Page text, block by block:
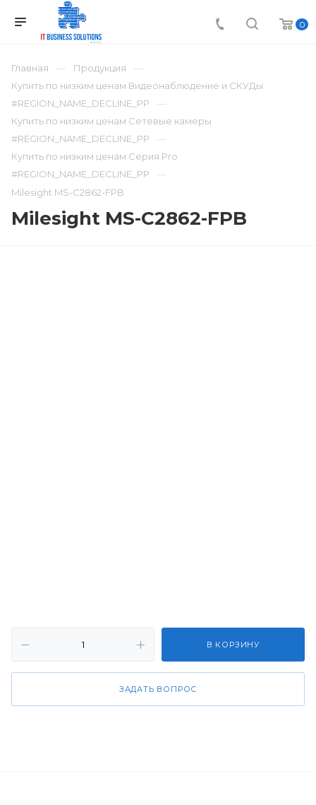
0
Главная
Продукция
Купить по низким ценам Видеонаблюдение и СКУДы
#REGION_NAME_DECLINE_PP
Купить по низким ценам Сетевые камеры
#REGION_NAME_DECLINE_PP
Купить по низким ценам Серия Pro
#REGION_NAME_DECLINE_PP
Milesight MS-C2862-FPB
Milesight MS-C2862-FPB
В КОРЗИНУ
ЗАДАТЬ ВОПРОС